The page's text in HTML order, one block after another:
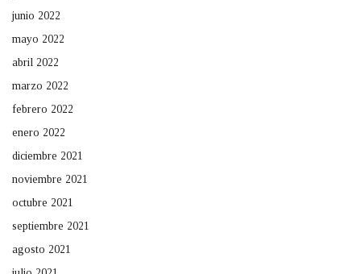
junio 2022
mayo 2022
abril 2022
marzo 2022
febrero 2022
enero 2022
diciembre 2021
noviembre 2021
octubre 2021
septiembre 2021
agosto 2021